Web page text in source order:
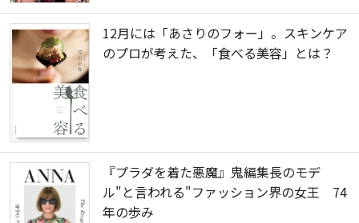
12月には「あさりのフォー」。スキンケア
のプロが考えた、「食べる美容」とは？
『プラダを着た悪魔』鬼編集長のモデ
ル"と言われる"ファッション界の女王 74
年の歩み